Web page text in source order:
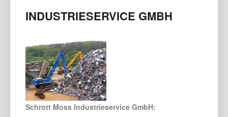
INDUSTRIESERVICE GMBH
Schrott Moss Industrieservice GmbH: